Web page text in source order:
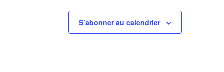
S’abonner au calendrier